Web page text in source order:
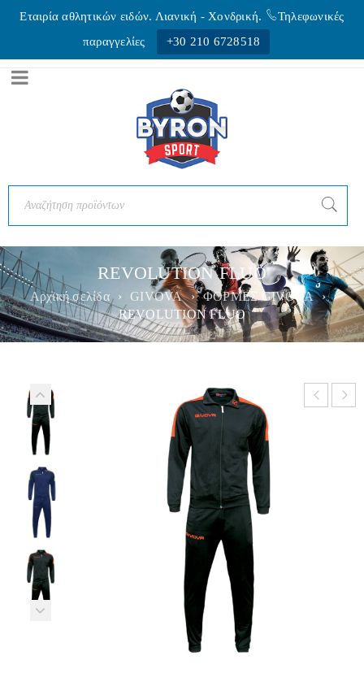
Εταιρία αθλητικών ειδών. Λιανική - Xονδρική.
Τηλεφωνικές
παραγγελίες
+30 210 6728518
REVOLUTION FLUO
Αρχική σελίδα › GIVOVA › ΦΟΡΜΕΣ GIVOVA ›
REVOLUTION FLUO